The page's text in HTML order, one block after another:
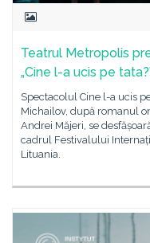
Teatrul Metropolis
„Cine l-a ucis pe
Spectacolul Cine l-a ucis
Michailov, după romanul
Andrei Măjeri, se
cadrul Festivalului
Lituania.